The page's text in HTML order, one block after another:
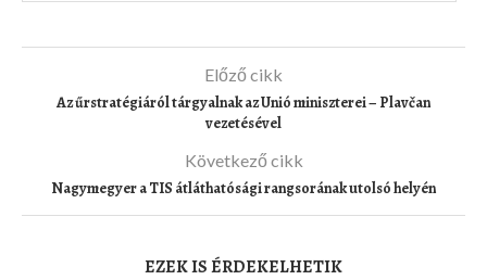
Előző cikk
Az űrstratégiáról tárgyalnak az Unió miniszterei – Plavčan
vezetésével
Következő cikk
Nagymegyer a TIS átláthatósági rangsorának utolsó helyén
EZEK IS ÉRDEKELHETIK